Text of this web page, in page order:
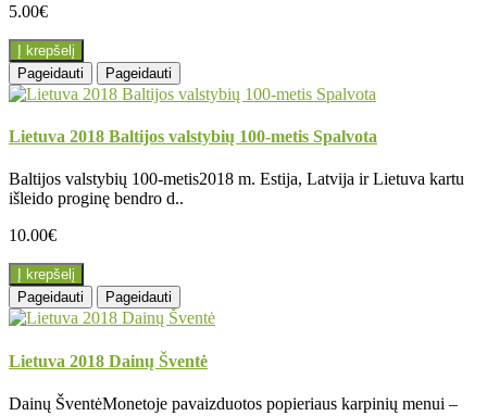
5.00€
Į krepšelį
Pageidauti
Pageidauti
Lietuva 2018 Baltijos valstybių 100-metis Spalvota
Baltijos valstybių 100-metis2018 m. Estija, Latvija ir Lietuva kartu
išleido proginę bendro d..
10.00€
Į krepšelį
Pageidauti
Pageidauti
Lietuva 2018 Dainų Šventė
Dainų ŠventėMonetoje pavaizduotos popieriaus karpinių menui –